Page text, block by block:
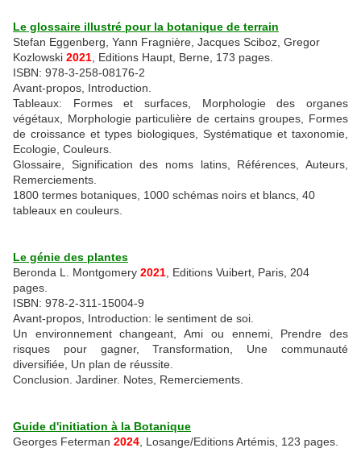
Le glossaire illustré pour la botanique de terrain
Stefan Eggenberg, Yann Fragnière, Jacques Sciboz, Gregor
Kozlowski 2021 , Editions Haupt, Berne, 173 pages.
ISBN: 978-3-258-08176-2
Avant-propos, Introduction.
Tableaux: Formes et surfaces, Morphologie des organes
végétaux, Morphologie particulière de certains groupes, Formes
de croissance et types biologiques, Systématique et taxonomie,
Ecologie, Couleurs.
Glossaire, Signification des noms latins, Références, Auteurs,
Remerciements.
1800 termes botaniques, 1000 schémas noirs et blancs, 40
tableaux en couleurs.
Le génie des plantes
Beronda L. Montgomery 2021 , Editions Vuibert, Paris, 204
pages.
ISBN: 978-2-311-15004-9
Avant-propos, Introduction: le sentiment de soi.
Un environnement changeant, Ami ou ennemi, Prendre des
risques pour gagner, Transformation, Une communauté
diversifiée, Un plan de réussite.
Conclusion. Jardiner. Notes, Remerciements.
Guide d'initiation à la Botanique
Georges Feterman 2024 , Losange/Editions Artémis, 123 pages.